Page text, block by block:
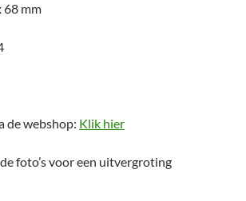
68 mm
de webshop: Klik hier
foto’s voor een uitvergroting